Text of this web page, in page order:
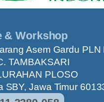
& Workshop
Asem Gardu PLN
TAMBAKSARI
PLOSO
SBY, Jawa Timur